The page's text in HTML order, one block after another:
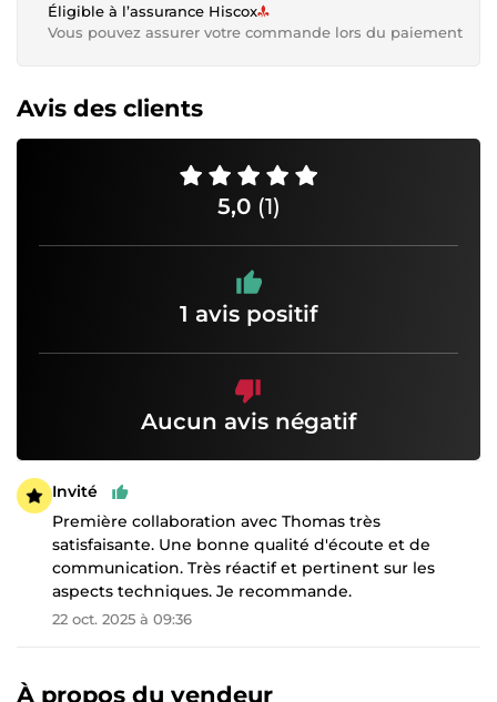
Éligible à l’assurance Hiscox
Vous pouvez assurer votre commande lors du paiement
Avis des clients
5,0 (1)
1 avis positif
Aucun avis négatif
Invité
Première collaboration avec Thomas très
satisfaisante. Une bonne qualité d'écoute et de
communication. Très réactif et pertinent sur les
aspects techniques. Je recommande.
22 oct. 2025 à 09:36
À propos du vendeur